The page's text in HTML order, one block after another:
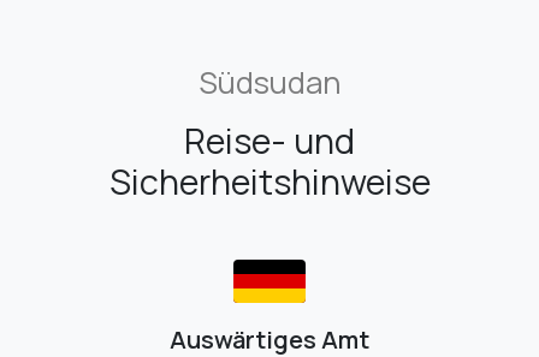
Südsudan
Reise- und
Sicherheitshinweise
Auswärtiges Amt